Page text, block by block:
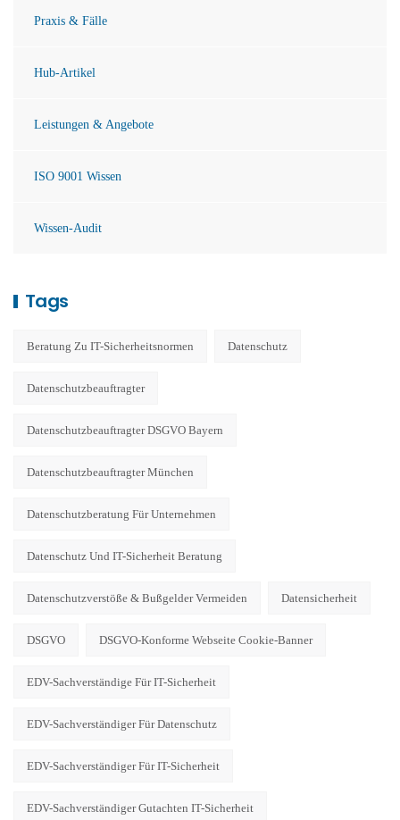
Praxis & Fälle
Hub-Artikel
Leistungen & Angebote
ISO 9001 Wissen
Wissen-Audit
Tags
Beratung Zu IT-Sicherheitsnormen Datenschutz
Datenschutzbeauftragter
Datenschutzbeauftragter DSGVO Bayern
Datenschutzbeauftragter München
Datenschutzberatung Für Unternehmen
Datenschutz Und IT-Sicherheit Beratung
Datenschutzverstöße & Bußgelder Vermeiden Datensicherheit
DSGVO DSGVO-Konforme Webseite Cookie-Banner
EDV-Sachverständige Für IT-Sicherheit
EDV-Sachverständiger Für Datenschutz
EDV-Sachverständiger Für IT-Sicherheit
EDV-Sachverständiger Gutachten IT-Sicherheit